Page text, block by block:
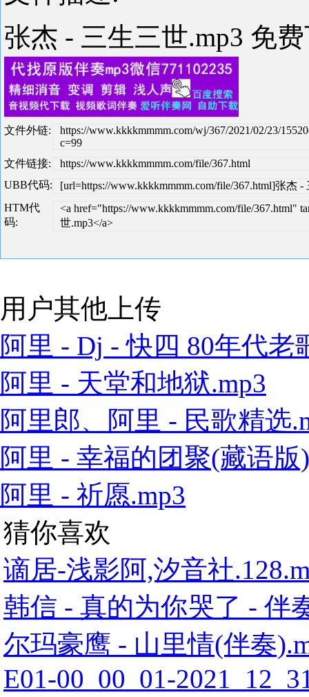
张杰 - 三生三世.mp3 免
文件外链:
https://www.kkkkmmmm.com/wj/367/2021/02/23/
c=99
文件链接:
https://www.kkkkmmmm.com/file/367.html
UBB代码:
[url=https://www.kkkkmmmm.com/file/367.html]张杰
HTM代
码:
<a href="https://www.kkkkmmmm.com/file/367.html"
世.mp3</a>
用户其他上传
阿里 - Dj - 快四 80年代老
阿里 - 天堂和地狱.mp3
阿里郎、阿里 - 民歌精选
阿里 - 幸福的团聚(藏语版
阿里 - 祈愿.mp3
猜你喜欢
谪居-浅影阿,汐音社
韩信 - 真的为你哭了 - 伴
尔玛豪鹰 - 山里情(伴奏
E01-00_00_01-